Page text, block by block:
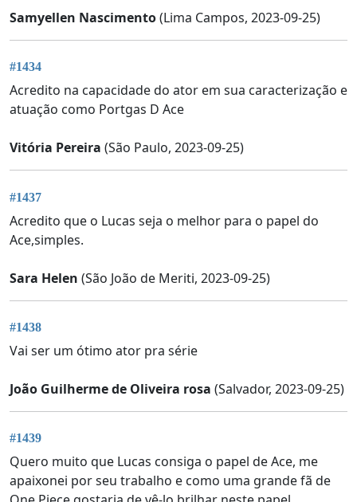
Samyellen Nascimento(Lima Campos, 2023-09-25)
#1434
Acredito na capacidade do ator em sua caracterização e
atuação como Portgas D Ace
Vitória Pereira (São Paulo, 2023-09-25)
#1437
Acredito que o Lucas seja o melhor para o papel do
Ace,simples.
Sara Helen (São João de Meriti, 2023-09-25)
#1438
Vai ser um ótimo ator pra série
João Guilherme de Oliveira rosa (Salvador, 2023-09-25)
#1439
Quero muito que Lucas consiga o papel de Ace, me
apaixonei por seu trabalho e como uma grande fã de